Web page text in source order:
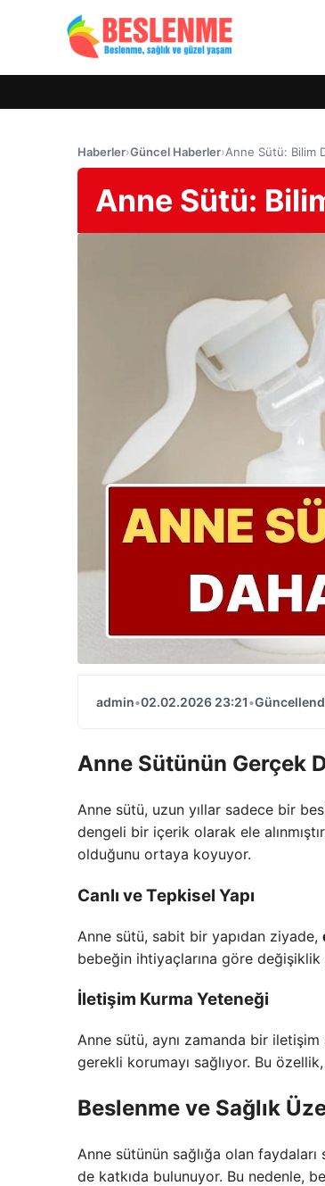
Haberler›Güncel Haberler›Anne Sütü: Bilim
Anne Sütü:
admin•02.02.2026 23:21•
Anne Sütünün Gerçek
Anne sütü, uzun yıllar sadece bir
dengeli bir içerik olarak ele
olduğunu ortaya koyuyor.
Canlı ve Tepkisel Yapı
Anne sütü, sabit bir yapıdan ziyade,
bebeğin ihtiyaçlarına göre
İletişim Kurma Yeteneği
Anne sütü, aynı zamanda bir iletişim
gerekli korumayı sağlıyor. Bu
Beslenme ve Sağlık
Anne sütünün sağlığa olan
de katkıda bulunuyor. Bu nedenle,